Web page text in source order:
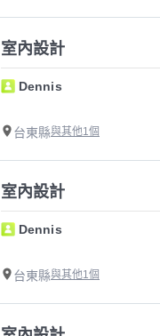
室內設計
Dennis
台東縣與其他1個
室內設計
Dennis
台東縣與其他1個